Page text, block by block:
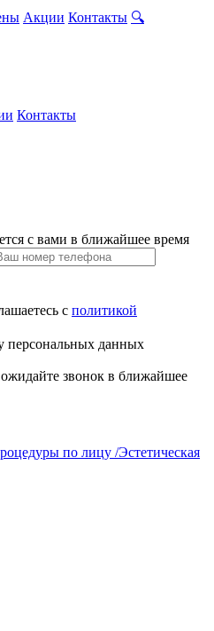
Акции Контакты 🔍
Контакты
с вами в ближайшее время
с политикой
персональных данных
звонок в ближайшее
по лицу /Эстетическая